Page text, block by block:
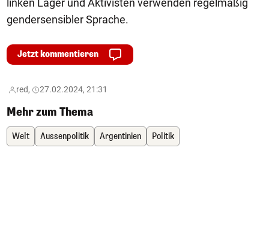
gendersensibler Sprache.
Jetzt kommentieren
red, 27.02.2024, 21:31
Mehr zum Thema
Welt Aussenpolitik Argentinien Politik